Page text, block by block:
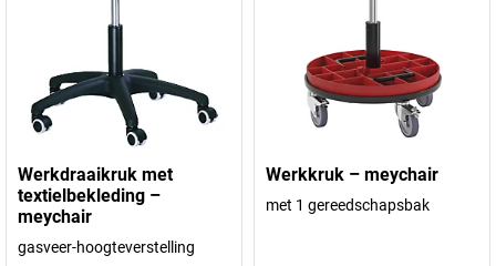
Werkdraaikruk met
textielbekleding –
meychair
gasveer-hoogteverstelling
Werkkruk – meychair
met 1 gereedschapsbak